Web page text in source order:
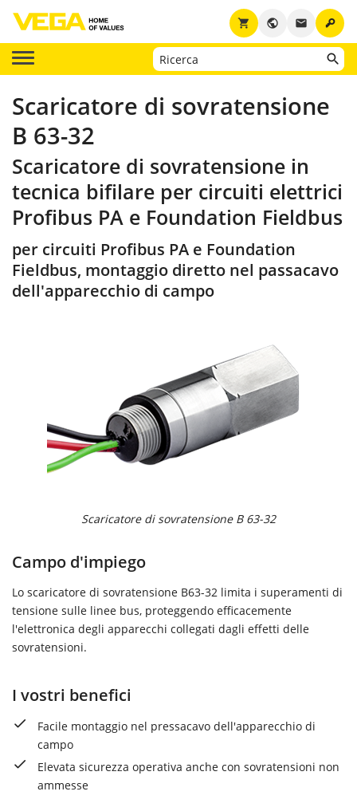
key
email
public
shopping_cart
Scaricatore di sovratensione
B 63-32
Scaricatore di sovratensione in
tecnica bifilare per circuiti elettrici
Profibus PA e Foundation Fieldbus
per circuiti Profibus PA e Foundation
Fieldbus, montaggio diretto nel passacavo
dell'apparecchio di campo
Scaricatore di sovratensione B 63-32
Campo d'impiego
Lo scaricatore di sovratensione B63-32 limita i superamenti di
tensione sulle linee bus, proteggendo efficacemente
l'elettronica degli apparecchi collegati dagli effetti delle
sovratensioni.
I vostri benefici
Facile montaggio nel pressacavo dell'apparecchio di
campo
Elevata sicurezza operativa anche con sovratensioni non
ammesse